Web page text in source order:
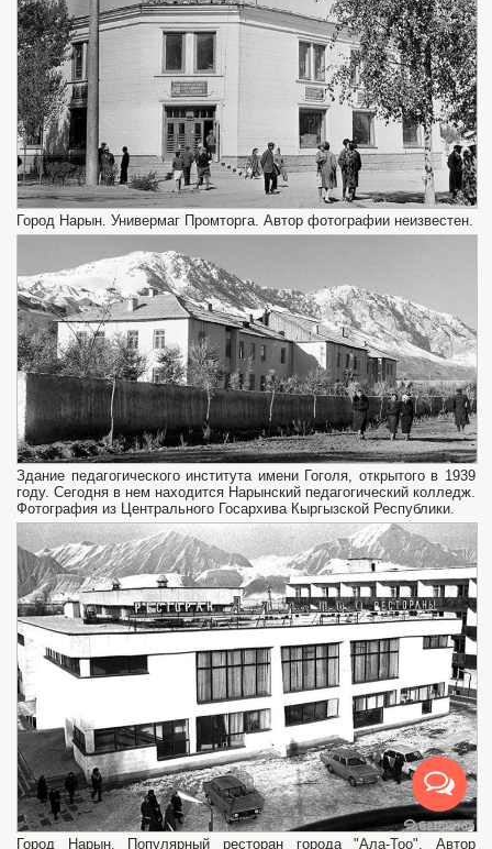
Город Нарын. Универмаг Промторга. Автор фотографии неизвестен.
Здание педагогического института имени Гоголя, открытого в 1939
году. Сегодня в нем находится Нарынский педагогический колледж.
Фотография из Центрального Госархива Кыргызской Республики.
Город Нарын. Популярный ресторан города "Ала-Тоо". Автор